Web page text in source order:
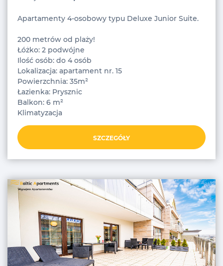
Apartamenty 4-osobowy typu Deluxe Junior Suite.
200 metrów od plaży!
Łóżko: 2 podwójne
Ilość osób: do 4 osób
Lokalizacja: apartament nr. 15
Powierzchnia: 35m²
Łazienka: Prysznic
Balkon: 6 m²
Klimatyzacja
SZCZEGÓŁY